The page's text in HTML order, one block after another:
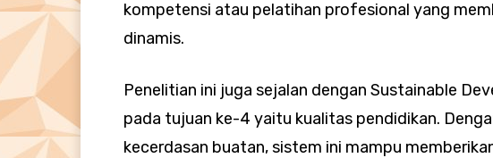
kompetensi atau pelatihan profesional yang
dinamis.
Penelitian ini juga sejalan dengan Sustainable
pada tujuan ke-4 yaitu kualitas pendidikan.
kecerdasan buatan, sistem ini mampu